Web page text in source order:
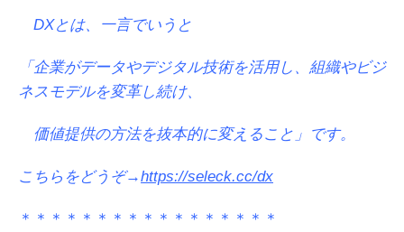
DXとは、一言でいうと
「企業がデータやデジタル技術を活用し、組織やビジ
ネスモデルを変革し続け、
価値提供の方法を抜本的に変えること」です。
こちらをどうぞ→https://seleck.cc/dx
＊＊＊＊＊＊＊＊＊＊＊＊＊＊＊＊＊